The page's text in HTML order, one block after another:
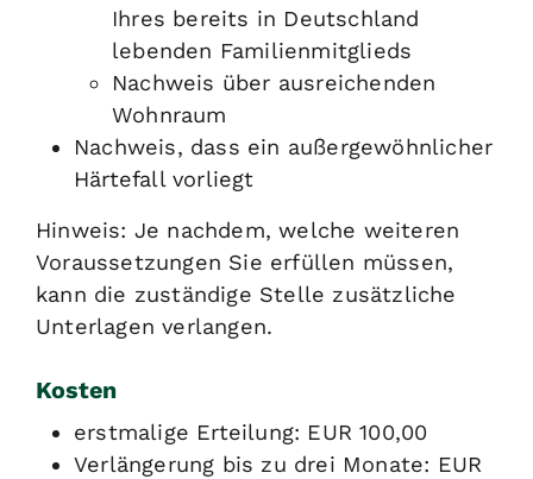
Ihres bereits in Deutschland
lebenden Familienmitglieds
Nachweis über ausreichenden
Wohnraum
Nachweis, dass ein außergewöhnlicher
Härtefall vorliegt
Hinweis: Je nachdem, welche weiteren
Voraussetzungen Sie erfüllen müssen,
kann die zuständige Stelle zusätzliche
Unterlagen verlangen.
Kosten
erstmalige Erteilung: EUR 100,00
Verlängerung bis zu drei Monate: EUR